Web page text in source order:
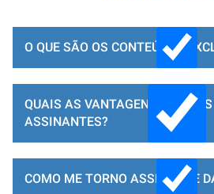
O QUE SÃO OS CONTEÚDOS
QUAIS AS VANTAGENS PARA OS
ASSINANTES?
COMO ME TORNO ASSINANTE